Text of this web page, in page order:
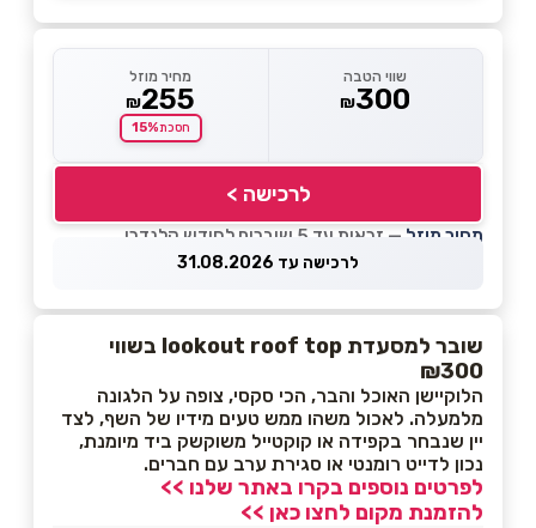
שווי הטבה
₪300
מחיר מוזל
₪255
חסכת15%
לרכישה >
מחיר מוזל — זכאות עד 5 שוברים לחודש קלנדרי
לרכישה עד 31.08.2026
שובר למסעדת lookout roof top בשווי
₪300
הלוקיישן האוכל והבר, הכי סקסי, צופה על הלגונה
מלמעלה. לאכול משהו ממש טעים מידיו של השף, לצד
יין שנבחר בקפידה או קוקטייל משוקשק ביד מיומנת,
נכון לדייט רומנטי או סגירת ערב עם חברים.
לפרטים נוספים בקרו באתר שלנו >>
להזמנת מקום לחצו כאן >>